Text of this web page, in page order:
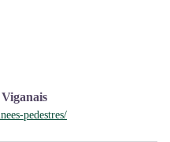
pedestres/